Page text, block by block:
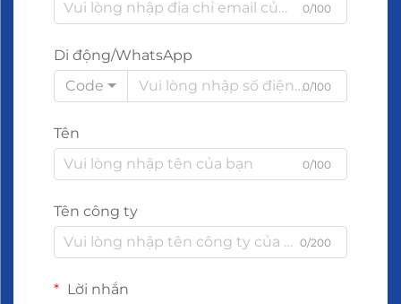
0/100
Di động/WhatsApp
Code
0/100
Tên
0/100
Tên công ty
0/200
Lời nhắn